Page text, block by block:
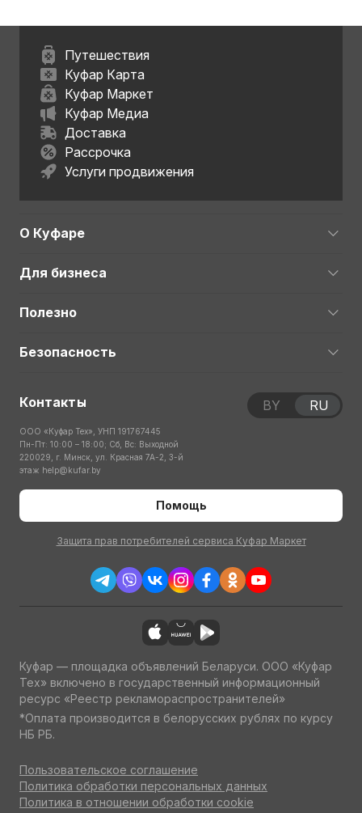
Путешествия
Куфар Карта
Куфар Маркет
Куфар Медиа
Доставка
Рассрочка
Услуги продвижения
О Куфаре
Для бизнеса
Полезно
Безопасность
Контакты
ООО «Куфар Тех», УНП 191767445
Пн-Пт: 10:00 – 18:00; Сб, Вс: Выходной
220029, г. Минск, ул. Красная 7А-2, 3-й
этаж help@kufar.by
Помощь
Защита прав потребителей сервиса Куфар Маркет
BY RU
Куфар — площадка объявлений Беларуси. ООО «Куфар
Тех» включено в государственный информационный
ресурс «Реестр рекламораспространителей»
*Оплата производится в белорусских рублях по курсу
НБ РБ.
Пользовательское соглашение
Политика обработки персональных данных
Политика в отношении обработки cookie